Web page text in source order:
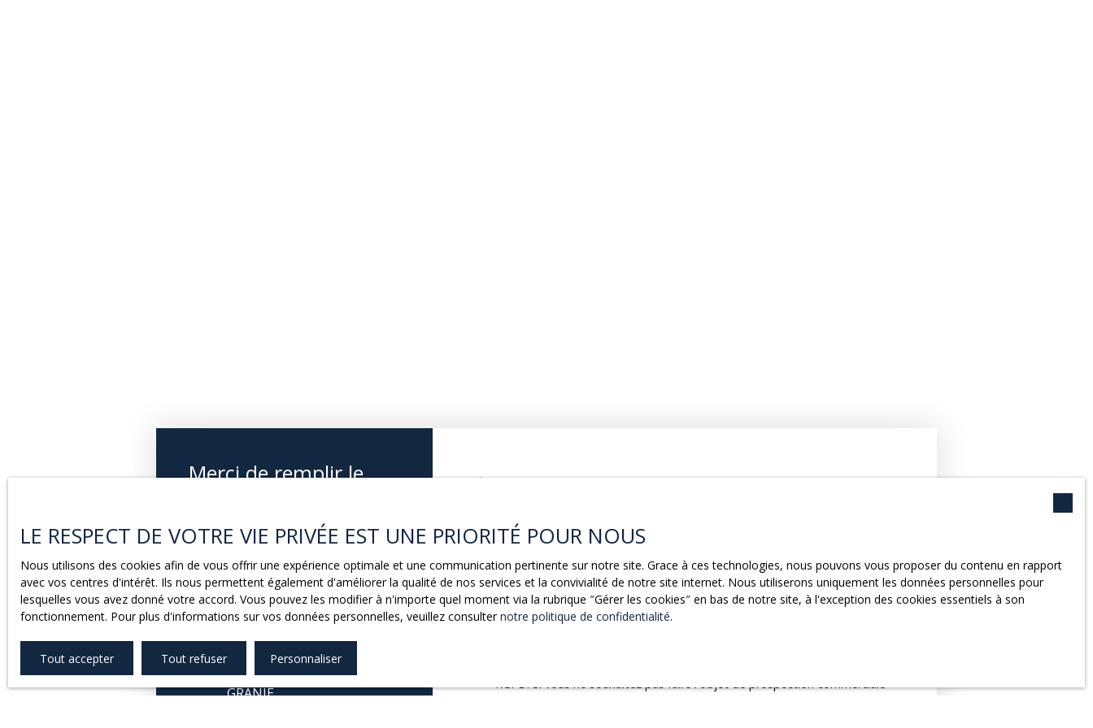
Merci de remplir le
Nous reviendrons
vers vous
rapidement.
+33 5 63 65 19 99
24 BOULEVARD LEONCE
GRANIE
Prénom Nom
Email
Votre commune -
Vous souhaitez
Votre message
LE RESPECT DE VOTRE VIE PRIVÉE EST UNE PRIORITÉ POUR NOUS
Nous utilisons des cookies afin de vous offrir une expérience optimale et une communication pertinente sur notre site. Grace à ces technologies, nous pouvons vous proposer du contenu en rapport
avec vos centres d'intérêt. Ils nous permettent également d'améliorer la qualité de nos services et la convivialité de notre site internet. Nous utiliserons uniquement les données personnelles pour
lesquelles vous avez donné votre accord. Vous pouvez les modifier à n'importe quel moment via la rubrique ″Gérer les cookies″ en bas de notre site, à l'exception des cookies essentiels à son
fonctionnement. Pour plus d'informations sur vos données personnelles, veuillez consulternotre politique de confidentialité.
Tout accepter Tout refuser Personnaliser